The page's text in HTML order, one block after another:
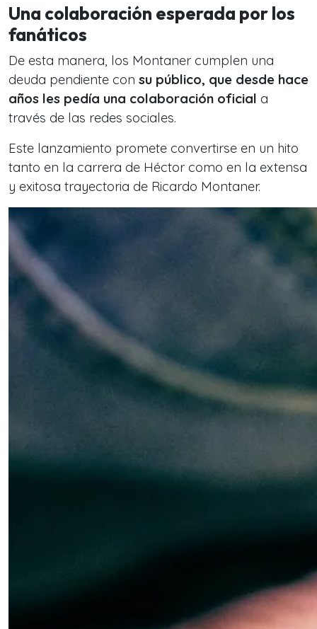
Una colaboración esperada por los
fanáticos
De esta manera, los Montaner cumplen una
deuda pendiente con su público, que desde hace
años les pedía una colaboración oficial a
través de las redes sociales.
Este lanzamiento promete convertirse en un hito
tanto en la carrera de Héctor como en la extensa
y exitosa trayectoria de Ricardo Montaner.